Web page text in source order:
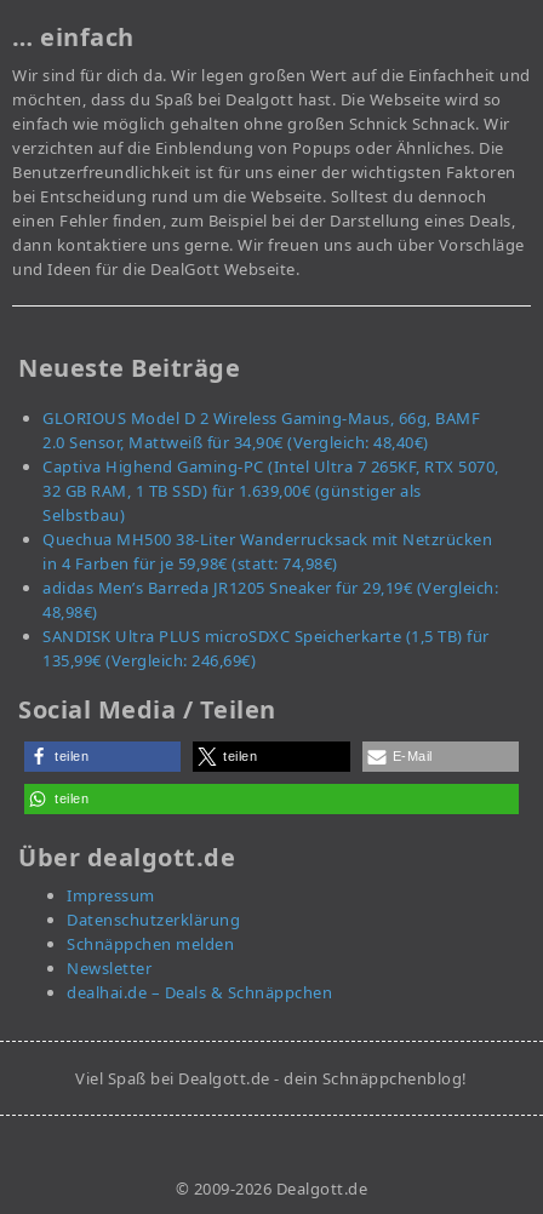
… einfach
Wir sind für dich da. Wir legen großen Wert auf die Einfachheit und
möchten, dass du Spaß bei Dealgott hast. Die Webseite wird so
einfach wie möglich gehalten ohne großen Schnick Schnack. Wir
verzichten auf die Einblendung von Popups oder Ähnliches. Die
Benutzerfreundlichkeit ist für uns einer der wichtigsten Faktoren
bei Entscheidung rund um die Webseite. Solltest du dennoch
einen Fehler finden, zum Beispiel bei der Darstellung eines Deals,
dann kontaktiere uns gerne. Wir freuen uns auch über Vorschläge
und Ideen für die DealGott Webseite.
Neueste Beiträge
GLORIOUS Model D 2 Wireless Gaming-Maus, 66g, BAMF
2.0 Sensor, Mattweiß für 34,90€ (Vergleich: 48,40€)
Captiva Highend Gaming-PC (Intel Ultra 7 265KF, RTX 5070,
32 GB RAM, 1 TB SSD) für 1.639,00€ (günstiger als
Selbstbau)
Quechua MH500 38-Liter Wanderrucksack mit Netzrücken
in 4 Farben für je 59,98€ (statt: 74,98€)
adidas Men’s Barreda JR1205 Sneaker für 29,19€ (Vergleich:
48,98€)
SANDISK Ultra PLUS microSDXC Speicherkarte (1,5 TB) für
135,99€ (Vergleich: 246,69€)
Social Media / Teilen
teilen teilen E-Mail
teilen
Über dealgott.de
Impressum
Datenschutzerklärung
Schnäppchen melden
Newsletter
dealhai.de – Deals & Schnäppchen
Viel Spaß bei Dealgott.de - dein Schnäppchenblog!
© 2009-2026 Dealgott.de